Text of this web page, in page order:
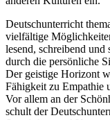
Deutschunterricht
vielfältige
lesend, schreibend
durch die persönliche
Der geistige Horizont
Fähigkeit zu Empathie
Vor allem an der
schult der